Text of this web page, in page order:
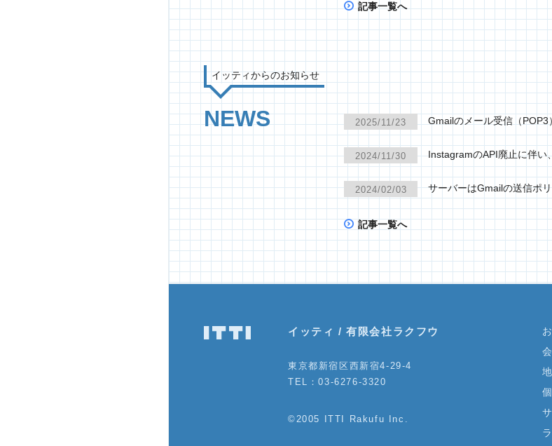
記事一覧へ
イッティからのお知らせ
NEWS 2025/11/23 Gmailのメール受信（
2024/11/30 InstagramのAPI廃止に伴い
2024/02/03 サーバーはGmailの送信ポ
記事一覧へ
イッティ / 有限会社ラクフウ
東京都新宿区西新宿4-29-4
TEL：03-6276-3320
©2005 ITTI Rakufu Inc.